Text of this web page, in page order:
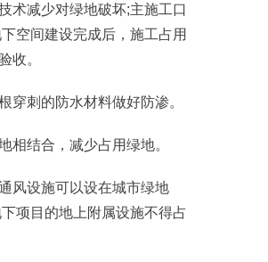
减少对绿地破坏;主施工口
空间建设完成后，施工占用
收。
刺的防水材料做好防渗。
结合，减少占用绿地。
设施可以设在城市绿地
项目的地上附属设施不得占